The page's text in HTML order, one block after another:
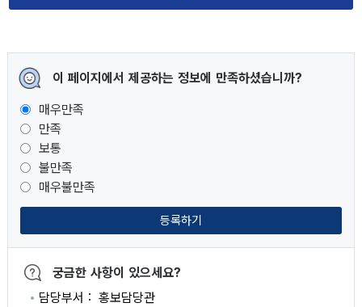
이 페이지에서 제공하는 정보에 만족하셨습니까?
매우만족
만족
보통
불만족
매우불만족
등록하기
궁금한 사항이 있으세요?
담당부서
홍보담당관